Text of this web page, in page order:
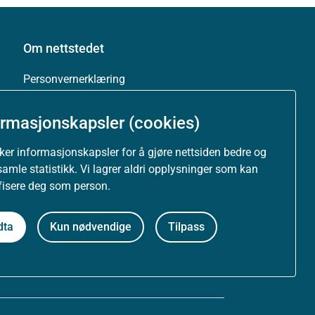
(cookies)
informasjonskapsler for å gjøre nettsiden bedre og
statistikk. Vi lagrer aldri opplysninger som kan
deg som person.
Kun nødvendige Tilpass
Om nettstedet
Personvernerklæring
Tilgjengelighetserklæring (uustatus.no)
Besøksstatistikk og informasjonskapsler
Nyhetsvarsel og abonnement
Åpne data (API)